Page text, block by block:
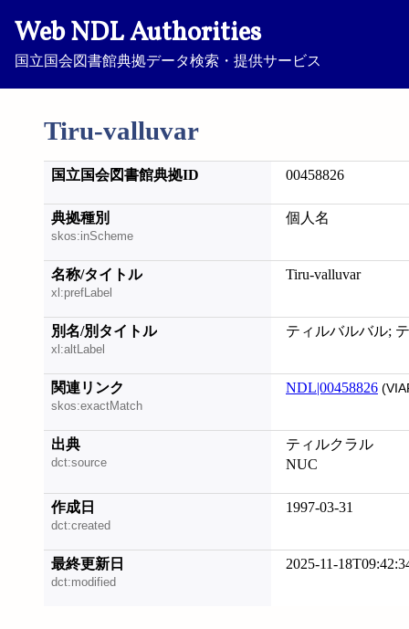
Web NDL Authorities
国立国会図書館典拠データ検索・提供サービス
Tiru-valluvar
国立国会図書館典拠ID 00458826
典拠種別
skos:inScheme
個人名
名称/タイトル
xl:prefLabel
Tiru-valluvar
別名/別タイトル
xl:altLabel
ティルバルバル;
関連リンク
skos:exactMatch
NDL|00458826
出典
dct:source
ティルクラル
NUC
作成日
dct:created
1997-03-31
最終更新日
dct:modified
2025-11-